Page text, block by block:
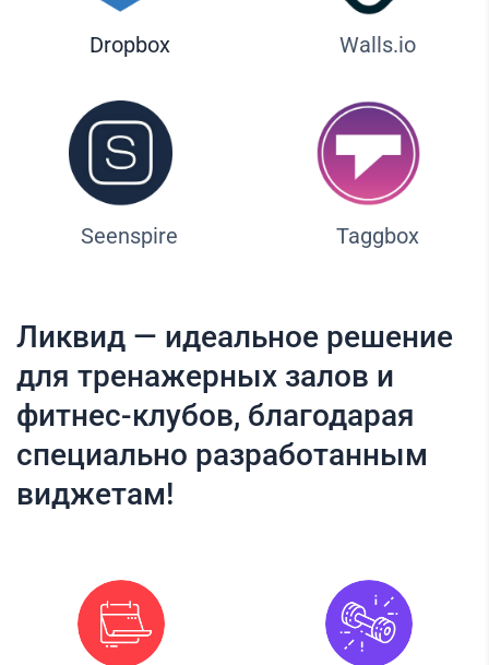
Dropbox Walls.io
Seenspire Taggbox
Ликвид — идеальное решение
для тренажерных залов и
фитнес-клубов, благодарая
специально разработанным
виджетам!